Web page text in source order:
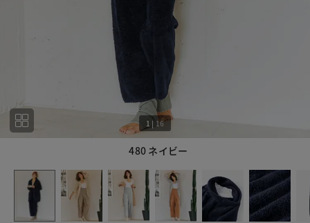
480 ネイビー
1 | 16